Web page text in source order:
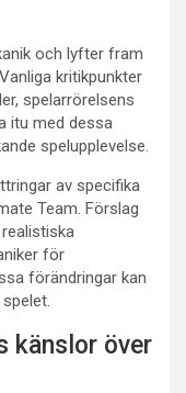
och lyfter fram
kritikpunkter
spelarrörelsens
itu med dessa
spelupplevelse.
av specifika
Team. Förslag
för
förändringar kan
känslor över